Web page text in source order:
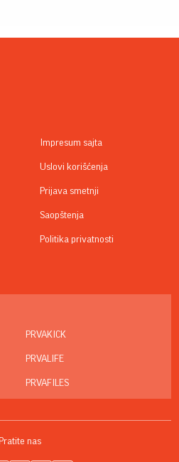
Impresum sajta
Uslovi korišćenja
Prijava smetnji
Saopštenja
Politika privatnosti
PRVAKICK
PRVALIFE
PRVAFILES
Pratite nas